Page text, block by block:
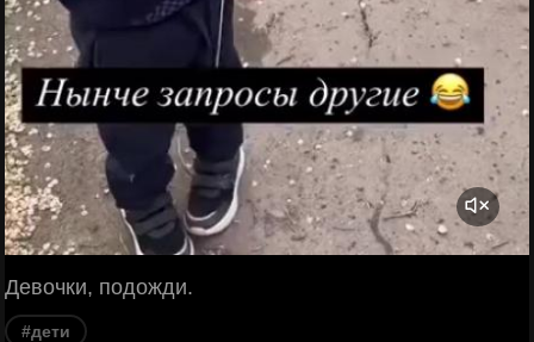
Девочки, подожди.
#дети